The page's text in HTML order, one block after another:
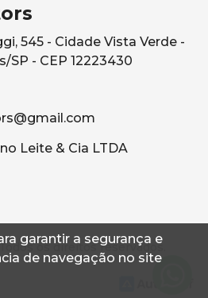
garantir a segurança e
de navegação no site
545 - Cidade Vista Verde -
SP - CEP 12223430
Leite & Cia LTDA
os direitos reservados.